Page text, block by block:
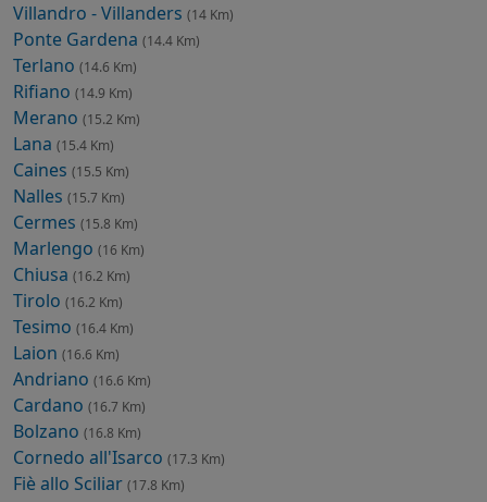
Villandro - Villanders (14 Km)
Ponte Gardena (14.4 Km)
Terlano (14.6 Km)
Rifiano (14.9 Km)
Merano (15.2 Km)
Lana (15.4 Km)
Caines (15.5 Km)
Nalles (15.7 Km)
Cermes (15.8 Km)
Marlengo (16 Km)
Chiusa (16.2 Km)
Tirolo (16.2 Km)
Tesimo (16.4 Km)
Laion (16.6 Km)
Andriano (16.6 Km)
Cardano (16.7 Km)
Bolzano (16.8 Km)
Cornedo all'Isarco (17.3 Km)
Fiè allo Sciliar (17.8 Km)